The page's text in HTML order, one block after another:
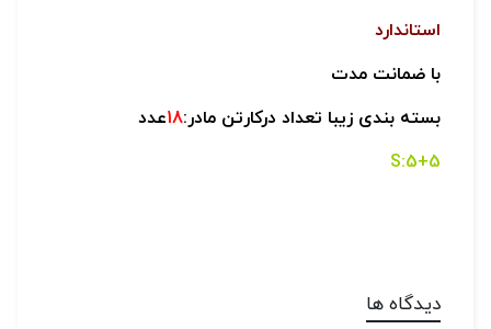
استاندارد
با ضمانت مدت
بسته بندی زیبا تعداد درکارتن مادر:18عدد
5+5:S
دیدگاه ها